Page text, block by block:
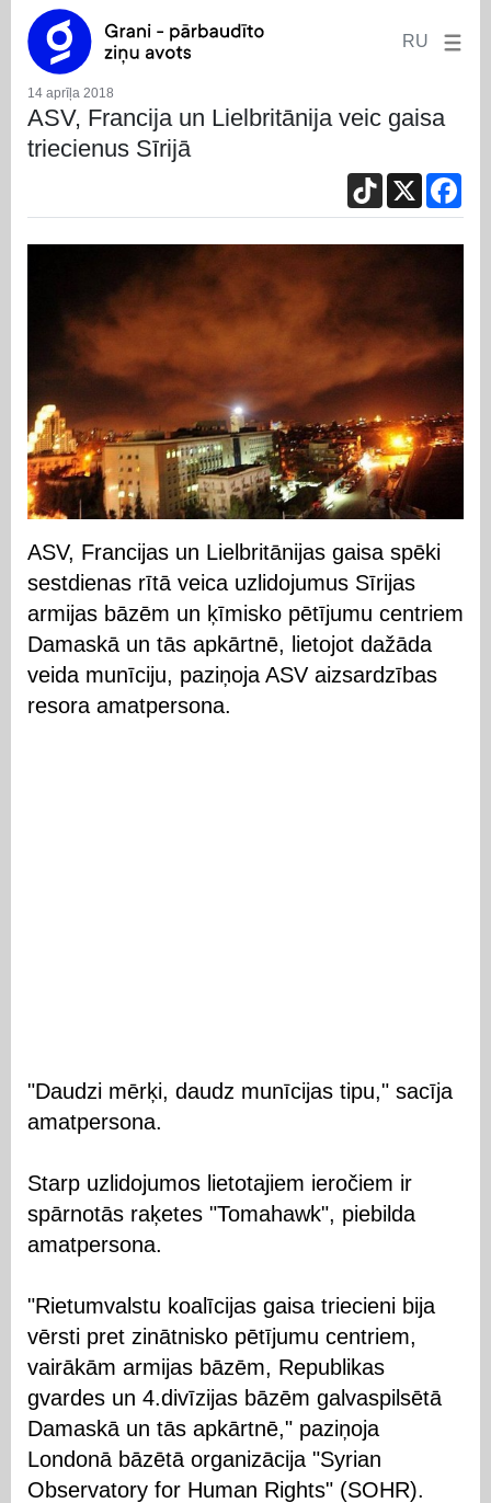
RU
14 aprīļa 2018
ASV, Francija un Lielbritānija veic gaisa
triecienus Sīrijā
TikTok
X
ASV, Francijas un Lielbritānijas gaisa spēki
sestdienas rītā veica uzlidojumus Sīrijas
armijas bāzēm un ķīmisko pētījumu centriem
Damaskā un tās apkārtnē, lietojot dažāda
veida munīciju, paziņoja ASV aizsardzības
resora amatpersona.
"Daudzi mērķi, daudz munīcijas tipu," sacīja
amatpersona.
Starp uzlidojumos lietotajiem ieročiem ir
spārnotās raķetes "Tomahawk", piebilda
amatpersona.
"Rietumvalstu koalīcijas gaisa triecieni bija
vērsti pret zinātnisko pētījumu centriem,
vairākām armijas bāzēm, Republikas
gvardes un 4.divīzijas bāzēm galvaspilsētā
Damaskā un tās apkārtnē," paziņoja
Londonā bāzētā organizācija "Syrian
Observatory for Human Rights" (SOHR).